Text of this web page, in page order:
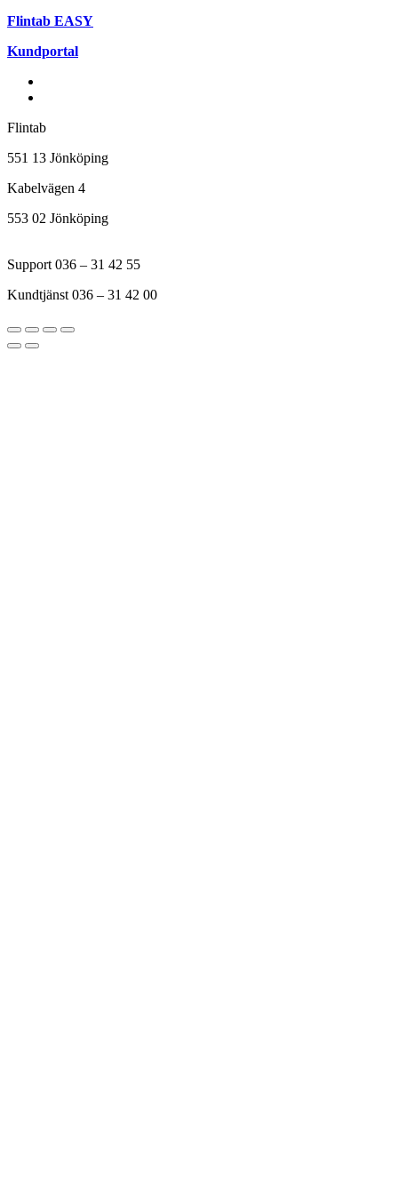
Flintab EASY
Kundportal
Flintab
551 13 Jönköping
Kabelvägen 4
553 02 Jönköping
Support 036 – 31 42 55
Kundtjänst 036 – 31 42 00